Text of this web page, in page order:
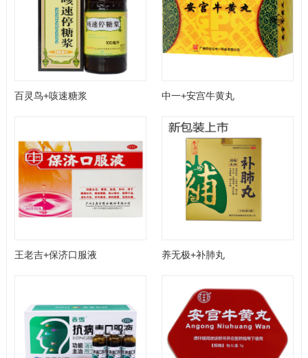
百灵鸟+咳速糖浆 中一+安宫牛黄丸
王老吉+保济口服液 养无极+补肺丸